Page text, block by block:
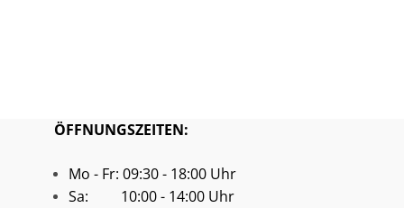
ÖFFNUNGSZEITEN:
Mo - Fr: 09:30 - 18:00 Uhr
Sa: 10:00 - 14:00 Uhr